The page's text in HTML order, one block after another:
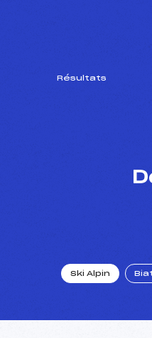
Résultats
Ski Alpin